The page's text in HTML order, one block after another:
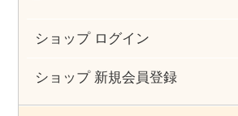
ショップ ログイン
ショップ 新規会員登録